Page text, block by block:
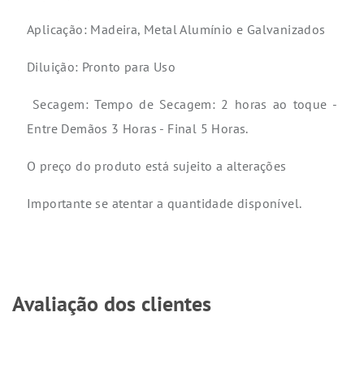
Aplicação: Madeira, Metal Alumínio e Galvanizados
Diluição: Pronto para Uso
Secagem: Tempo de Secagem: 2 horas ao toque -
Entre Demãos 3 Horas - Final 5 Horas.
O preço do produto está sujeito a alterações
Importante se atentar a quantidade disponível.
Avaliação dos clientes